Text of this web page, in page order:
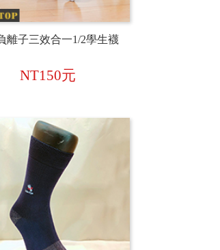
離子三效合一1/2學生襪
NT150元